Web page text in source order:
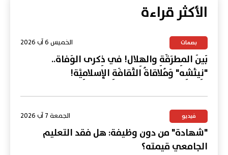
الأكثر قراءة
بصمات الخميس 6 آب 2026
بَينَ المِطرَقَةِ والهِلال! في ذِكرى الوَفاة..
"نِيتْشِه" وَمُلاقاةُ الثَّقافَةِ الإسلامِيَّة!
فيديو الجمعة 7 آب 2026
"شهادة" من دون وظيفة: هل فقد التعليم
الجامعي قيمته؟